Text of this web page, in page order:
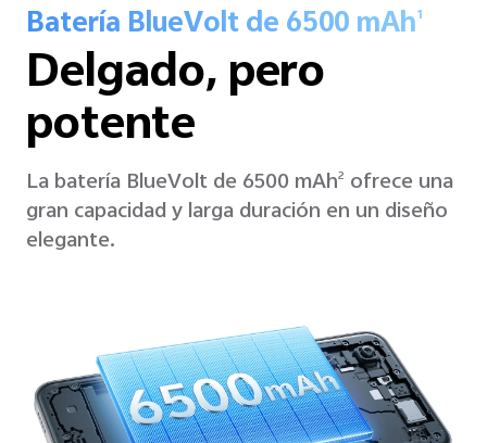
Batería BlueVolt de 6500 mAh1
Delgado, pero
potente
La batería BlueVolt de 6500 mAh2 ofrece una
gran capacidad y larga duración en un diseño
elegante.